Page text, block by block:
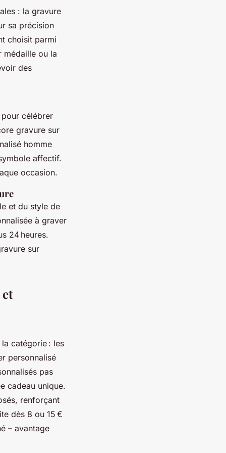
: la gravure
sa précision
choisit parmi
médaille ou la
des
célébrer
gravure sur
homme
affectif.
occasion.
et du style de
à graver
24 heures.
sur
catégorie : les
personnalisé
pas
cadeau unique.
renforçant
dès 8 ou 15 €
– avantage